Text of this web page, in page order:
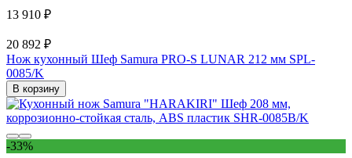
13 910 ₽
20 892 ₽
Нож кухонный Шеф Samura PRO-S LUNAR 212 мм SPL-
0085/K
В корзину
-33%